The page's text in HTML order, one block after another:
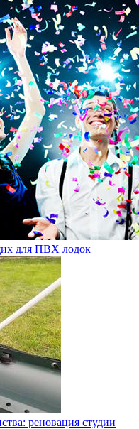
для ПВХ лодок
реновация студии